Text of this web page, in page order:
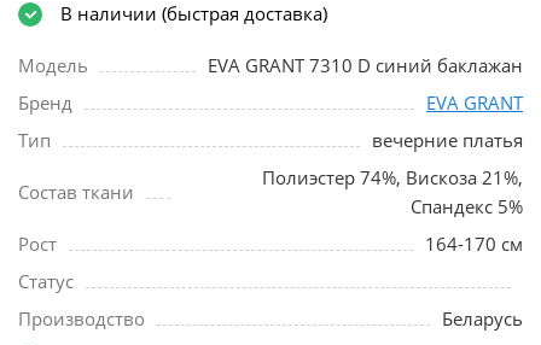
В наличии (быстрая доставка)
Модель
EVA GRANT 7310 D синий баклажан
Бренд
EVA GRANT
Тип
вечерние платья
Состав ткани
Полиэстер 74%, Вискоза 21%,
Спандекс 5%
Рост
164-170 см
Статус
Производство
Беларусь